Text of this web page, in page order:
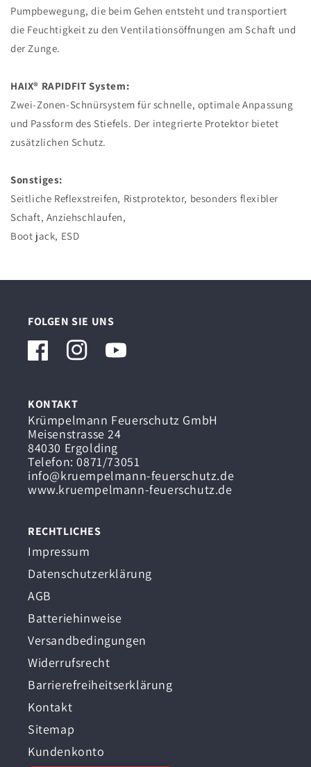
Pumpbewegung, die beim Gehen entsteht und transportiert
die Feuchtigkeit zu den Ventilationsöffnungen am Schaft und
der Zunge.
HAIX® RAPIDFIT System:
Zwei-Zonen-Schnürsystem für schnelle, optimale Anpassung
und Passform des Stiefels. Der integrierte Protektor bietet
zusätzlichen Schutz.
Sonstiges:
Seitliche Reflexstreifen, Ristprotektor, besonders flexibler
Schaft, Anziehschlaufen,
Boot jack, ESD
FOLGEN SIE UNS
FacebookInstagramYouTube
KONTAKT
Krümpelmann Feuerschutz GmbH
Meisenstrasse 24
84030 Ergolding
Telefon: 0871/73051
info@kruempelmann-feuerschutz.de
www.kruempelmann-feuerschutz.de
RECHTLICHES
Impressum
Datenschutzerklärung
AGB
Batteriehinweise
Versandbedingungen
Widerrufsrecht
Barrierefreiheitserklärung
Kontakt
Sitemap
Kundenkonto